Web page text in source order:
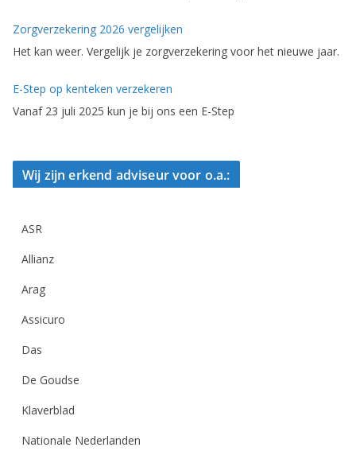
Zorgverzekering 2026 vergelijken
Het kan weer. Vergelijk je zorgverzekering voor het nieuwe jaar.
E-Step op kenteken verzekeren
Vanaf 23 juli 2025 kun je bij ons een E-Step
Wij zijn erkend adviseur voor o.a.:
ASR
Allianz
Arag
Assicuro
Das
De Goudse
Klaverblad
Nationale Nederlanden